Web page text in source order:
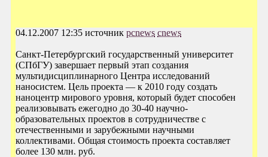
04.12.2007 12:35 источникpcnews cnews
Санкт-Петербургский государственный университет
(СПбГУ) завершает первый этап создания
мультидисциплинарного Центра исследований
наносистем. Цель проекта — к 2010 году создать
наноцентр мирового уровня, который будет способен
реализовывать ежегодно до 30-40 научно-
образовательных проектов в сотрудничестве с
отечественными и зарубежными научными
коллективами. Общая стоимость проекта составляет
более 130 млн. руб.